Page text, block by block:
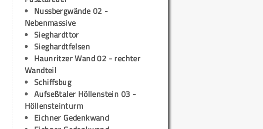
Nussbergwände 02 -
Nebenmassive
Sieghardttor
Sieghardtfelsen
Haunritzer Wand 02 - rechter
Wandteil
Schiffsbug
Aufseßtaler Höllenstein 03 -
Höllensteinturm
Eichner Gedenkwand